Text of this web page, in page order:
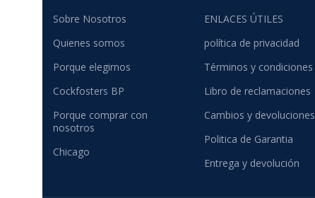
Sobre Nosotros
Quienes somos
Porque elegirnos
Cockfosters BP
Porque comprar con
nosotros
Chicago
ENLACES ÚTILES
política de privacidad
Términos y condiciones
Libro de reclamaciones
Cambios y devoluciones
Politica de Garantia
Entrega y devolución